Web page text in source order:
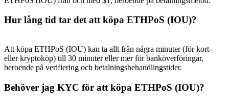
Hänvisning
BTC Welcome Rewards
Hur lång tid tar det att köpa ETHPoS (IOU)?
Att köpa ETHPoS (IOU) kan ta allt från några minuter (för kort-
eller kryptoköp) till 30 minuter eller mer för banköverföringar,
beroende på verifiering och betalningsbehandlingstider.
Behöver jag KYC för att köpa ETHPoS (IOU)?